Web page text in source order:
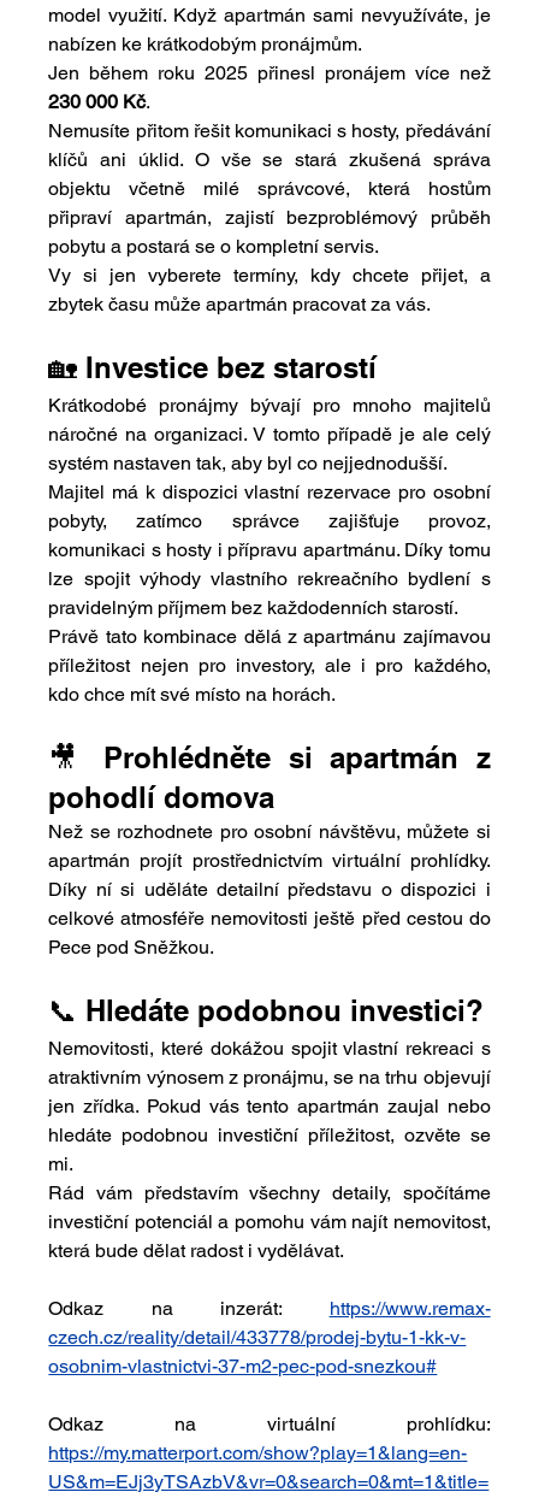
model využití. Když apartmán sami nevyužíváte, je
nabízen ke krátkodobým pronájmům.
Jen během roku 2025 přinesl pronájem více než
230 000 Kč.
Nemusíte přitom řešit komunikaci s hosty, předávání
klíčů ani úklid. O vše se stará zkušená správa
objektu včetně milé správcové, která hostům
připraví apartmán, zajistí bezproblémový průběh
pobytu a postará se o kompletní servis.
Vy si jen vyberete termíny, kdy chcete přijet, a
zbytek času může apartmán pracovat za vás.
🏡 Investice bez starostí
Krátkodobé pronájmy bývají pro mnoho majitelů
náročné na organizaci. V tomto případě je ale celý
systém nastaven tak, aby byl co nejjednodušší.
Majitel má k dispozici vlastní rezervace pro osobní
pobyty, zatímco správce zajišťuje provoz,
komunikaci s hosty i přípravu apartmánu. Díky tomu
lze spojit výhody vlastního rekreačního bydlení s
pravidelným příjmem bez každodenních starostí.
Právě tato kombinace dělá z apartmánu zajímavou
příležitost nejen pro investory, ale i pro každého,
kdo chce mít své místo na horách.
🎥 Prohlédněte si apartmán z
pohodlí domova
Než se rozhodnete pro osobní návštěvu, můžete si
apartmán projít prostřednictvím virtuální prohlídky.
Díky ní si uděláte detailní představu o dispozici i
celkové atmosféře nemovitosti ještě před cestou do
Pece pod Sněžkou.
📞 Hledáte podobnou investici?
Nemovitosti, které dokážou spojit vlastní rekreaci s
atraktivním výnosem z pronájmu, se na trhu objevují
jen zřídka. Pokud vás tento apartmán zaujal nebo
hledáte podobnou investiční příležitost, ozvěte se
mi.
Rád vám představím všechny detaily, spočítáme
investiční potenciál a pomohu vám najít nemovitost,
která bude dělat radost i vydělávat.
Odkaz na inzerát: https://www.remax-
czech.cz/reality/detail/433778/prodej-bytu-1-kk-v-
osobnim-vlastnictvi-37-m2-pec-pod-snezkou#
https://my.matterport.com/show?play=1&lang=en-
US&m=EJj3yTSAzbV&vr=0&search=0&mt=1&title=